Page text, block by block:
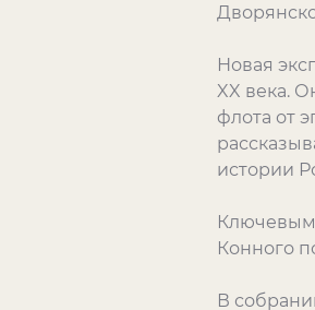
Новая
XX века.
флота от
истории
Ключевым
Конного
В